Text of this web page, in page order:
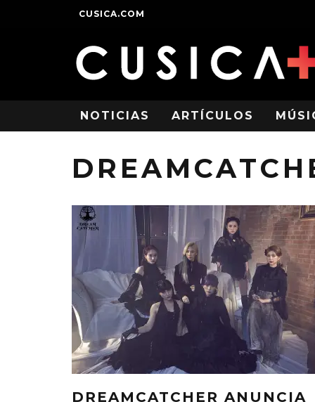
CUSICA.COM
NOTICIAS ARTÍCULOS
DREAMCATCHER ANUNCIA